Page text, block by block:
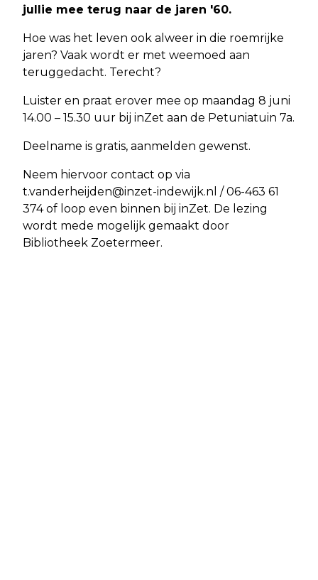
jullie mee terug naar de jaren '60.
Hoe was het leven ook alweer in die roemrijke
jaren? Vaak wordt er met weemoed aan
teruggedacht. Terecht?
Luister en praat erover mee op maandag 8 juni
14.00 – 15.30 uur bij inZet aan de Petuniatuin 7a.
Deelname is gratis, aanmelden gewenst.
Neem hiervoor contact op via
t.vanderheijden@inzet-indewijk.nl / 06-463 61
374 of loop even binnen bij inZet. De lezing
wordt mede mogelijk gemaakt door
Bibliotheek Zoetermeer.